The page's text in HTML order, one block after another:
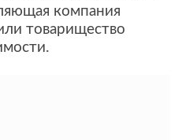
компания
товарищество